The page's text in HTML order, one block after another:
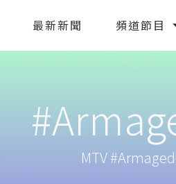
最新新聞 頻道節目
MTV